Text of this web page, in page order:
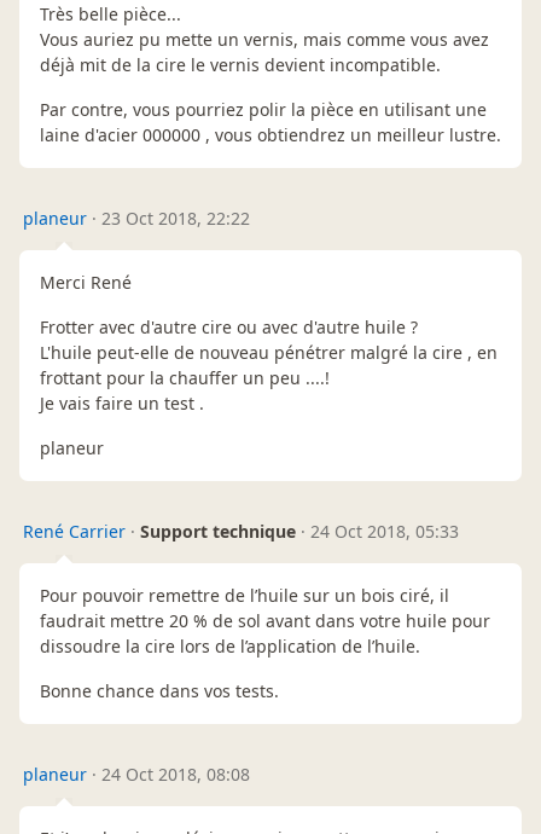
Très belle pièce...
Vous auriez pu mette un vernis, mais comme vous avez
déjà mit de la cire le vernis devient incompatible.
Par contre, vous pourriez polir la pièce en utilisant une
laine d'acier 000000 , vous obtiendrez un meilleur lustre.
planeur · 23 Oct 2018, 22:22
Merci René
Frotter avec d'autre cire ou avec d'autre huile ?
L'huile peut-elle de nouveau pénétrer malgré la cire , en
frottant pour la chauffer un peu ....!
Je vais faire un test .
planeur
René Carrier · Support technique · 24 Oct 2018, 05:33
Pour pouvoir remettre de l’huile sur un bois ciré, il
faudrait mettre 20 % de sol avant dans votre huile pour
dissoudre la cire lors de l’application de l’huile.
Bonne chance dans vos tests.
planeur · 24 Oct 2018, 08:08